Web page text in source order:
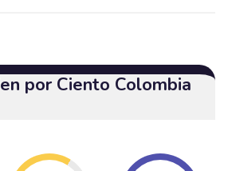
por Ciento Colombia